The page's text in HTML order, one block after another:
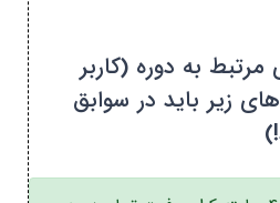
به دوره (کاربر
زیر باید در سوابق